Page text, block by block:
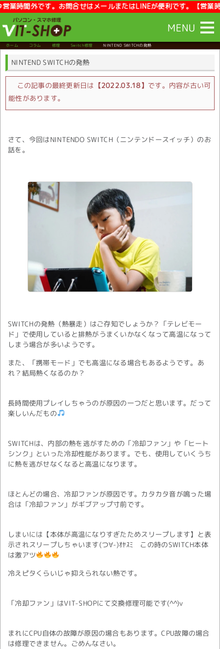
間外です。お問合せはメールまたはLINEが便利です。【営業時
MENU
ホーム コラム 修理 Switch修理 NINTEND SWITCHの発熱
NINTEND SWITCHの発熱
この記事の最終更新日は 【2022.03.18】 です。内容が古い可
能性があります。
さて、今回はNINTENDO SWITCH（ニンテンドースイッチ）のお
話を。
SWITCHの発熱（熱暴走）はご存知でしょうか？「テレビモー
ド」で使用していると排熱がうまくいかなくなって高温になって
しまう場合が多いようです。
また、「携帯モード」でも高温になる場合もあるようです。あ
れ？結局熱くなるのか？
長時間使用プレイしちゃうのが原因の一つだと思います。だって
楽しいんだもの
SWITCHは、内部の熱を逃がすための「冷却ファン」や「ヒート
シンク」といった冷却性能があります。でも、使用していくうち
に熱を逃がせなくなると高温になります。
ほとんどの場合、冷却ファンが原因です。カタカタ音が鳴った場
合は「冷却ファン」がギブアップ寸前です。
しまいには【本体が高温になりすぎたためスリープします】と表
示されスリープしちゃいます(つ∀-)ｵﾔｽﾐ この時のSWITCH本体
は激アツ
冷えピタくらいじゃ抑えられない熱です。
「冷却ファン」はVIT-SHOPにて交換修理可能です(^^)v
まれにCPU自体の故障が原因の場合もあります。CPU故障の場合
は修理できません。ごめんなさい。